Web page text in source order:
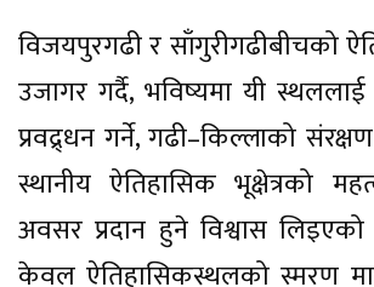
विजयपुरगढी र साँगुरीगढीबीचको
उजागर गर्दै, भविष्यमा यी
प्रवद्र्धन गर्ने, गढी–किल्लाको
स्थानीय ऐतिहासिक भूक्षेत्रको
अवसर प्रदान हुने विश्वास
केवल ऐतिहासिकस्थलको स्मरण